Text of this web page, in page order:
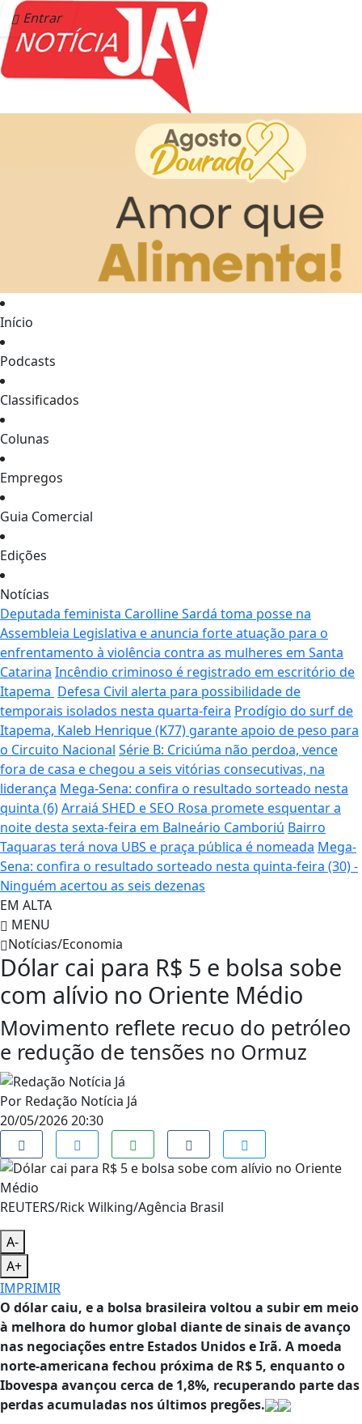
Entrar
Início
Podcasts
Classificados
Colunas
Empregos
Guia Comercial
Edições
Notícias
Deputada feminista Carolline Sardá toma posse na
Assembleia Legislativa e anuncia forte atuação para o
enfrentamento à violência contra as mulheres em Santa
Catarina Incêndio criminoso é registrado em escritório de
Itapema Defesa Civil alerta para possibilidade de
temporais isolados nesta quarta-feira Prodígio do surf de
Itapema, Kaleb Henrique (K77) garante apoio de peso para
o Circuito Nacional Série B: Criciúma não perdoa, vence
fora de casa e chegou a seis vitórias consecutivas, na
liderança Mega-Sena: confira o resultado sorteado nesta
quinta (6)Arraiá SHED e SEO Rosa promete esquentar a
noite desta sexta-feira em Balneário Camboriú Bairro
Taquaras terá nova UBS e praça pública é nomeada Mega-
Sena: confira o resultado sorteado nesta quinta-feira (30) -
Ninguém acertou as seis dezenas
EM ALTA
MENU
Notícias/Economia
Dólar cai para R$ 5 e bolsa sobe
com alívio no Oriente Médio
Movimento reflete recuo do petróleo
e redução de tensões no Ormuz
Por Redação Notícia Já
20/05/2026 20:30
REUTERS/Rick Wilking/Agência Brasil
A-
A+
IMPRIMIR
O dólar caiu, e a bolsa brasileira voltou a subir em meio
à melhora do humor global diante de sinais de avanço
nas negociações entre Estados Unidos e Irã. A moeda
norte-americana fechou próxima de R$ 5, enquanto o
Ibovespa avançou cerca de 1,8%, recuperando parte das
perdas acumuladas nos últimos pregões.